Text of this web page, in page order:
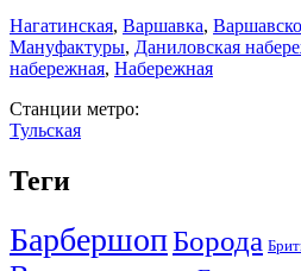
Нагатинская, Варшавка,
Мануфактуры, Даниловская
набережная, Набережная
Станции метро:
Тульская
Теги
БарбершопБорода